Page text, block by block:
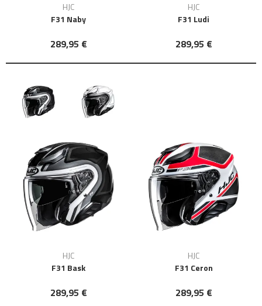
HJC
F31 Naby
289,95 €
HJC
F31 Ludi
289,95 €
HJC
F31 Bask
289,95 €
HJC
F31 Ceron
289,95 €